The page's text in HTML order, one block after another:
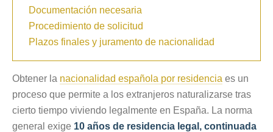
Documentación necesaria
Procedimiento de solicitud
Plazos finales y juramento de nacionalidad
Obtener la nacionalidad española por residencia es un
proceso que permite a los extranjeros naturalizarse tras
cierto tiempo viviendo legalmente en España. La norma
general exige 10 años de residencia legal, continuada